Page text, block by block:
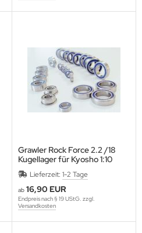
Grawler Rock Force 2.2 /18
Kugellager für Kyosho 1:10
Lieferzeit: 1-2 Tage
ab 16,90 EUR
Endpreis nach § 19 UStG. zzgl.
Versandkosten